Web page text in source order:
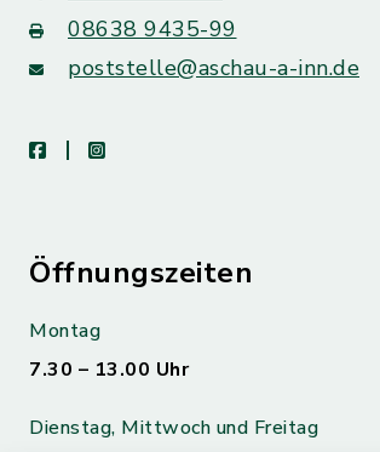
08638 9435-99
poststelle@aschau-a-inn.de
facebookinstagram
Öffnungszeiten
Montag
7.30 – 13.00 Uhr
Dienstag, Mittwoch und Freitag